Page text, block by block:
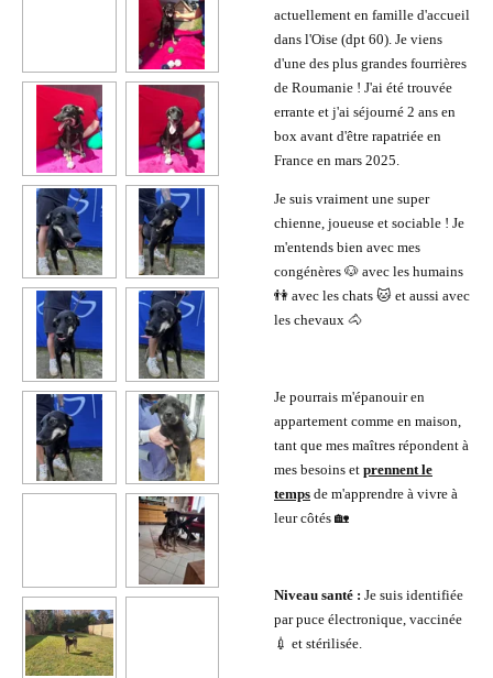
actuellement en famille d'accueil
dans l'Oise (dpt 60). Je viens
d'une des plus grandes fourrières
de Roumanie ! J'ai été trouvée
errante et j'ai séjourné 2 ans en
box avant d'être rapatriée en
France en mars 2025.
Je suis vraiment une super
chienne, joueuse et sociable ! Je
m'entends bien avec mes
congénères 🐶 avec les humains
👫 avec les chats 🐱 et aussi avec
les chevaux 🐴
Je pourrais m'épanouir en
appartement comme en maison,
tant que mes maîtres répondent à
mes besoins et prennent le
temps de m'apprendre à vivre à
leur côtés 🏡
Niveau santé : Je suis identifiée
par puce électronique, vaccinée
💉 et stérilisée.